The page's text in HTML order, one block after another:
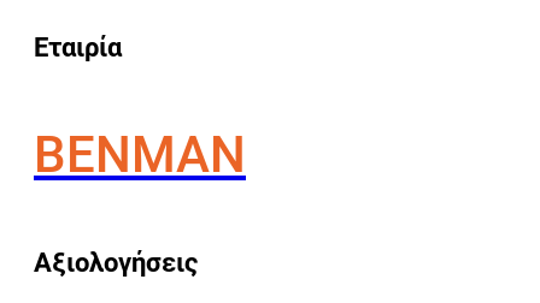
Εταιρία
BENMAN
Αξιολογήσεις